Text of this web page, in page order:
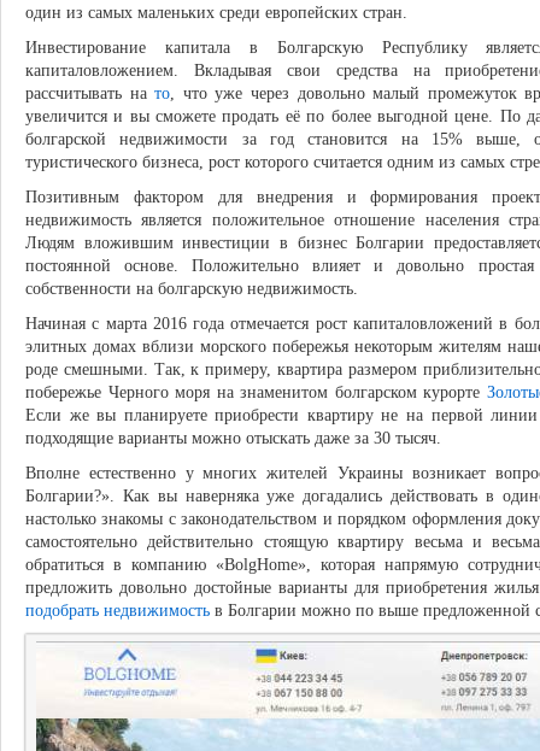
один из самых маленьких среди европейских стран.
Инвестирование капитала в Болгарскую Республику
капиталовложением. Вкладывая свои средства на
рассчитывать нато, что уже через довольно малый промежуток
увеличится и вы сможете продать её по более выгодной цене. По
болгарской недвижимости за год становится на 15% выше,
туристического бизнеса, рост которого считается одним из самых
Позитивным фактором для внедрения и формирования
недвижимость является положительное отношение населения
Людям вложившим инвестиции в бизнес Болгарии
постоянной основе. Положительно влияет и довольно
собственности на болгарскую недвижимость.
Начиная с марта 2016 года отмечается рост капиталовложений в
элитных домах вблизи морского побережья некоторым жителям
роде смешными. Так, к примеру, квартира размером
побережье Черного моря на знаменитом болгарском курорте
Если же вы планируете приобрести квартиру не на первой
подходящие варианты можно отыскать даже за 30 тысяч.
Вполне естественно у многих жителей Украины возникает
Болгарии?». Как вы наверняка уже догадались действовать в
настолько знакомы с законодательством и порядком оформления
самостоятельно действительно стоящую квартиру весьма и
обратиться в компанию «BolgHome», которая напрямую
предложить довольно достойные варианты для приобретения
подобрать недвижимость в Болгарии можно по выше предложенной